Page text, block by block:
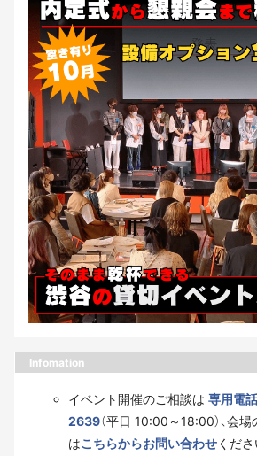
Infomation
イベント開催のご相談は 専用電
2639（平日 10:00～18:00）、会
はこちらからお問い合わせくださ